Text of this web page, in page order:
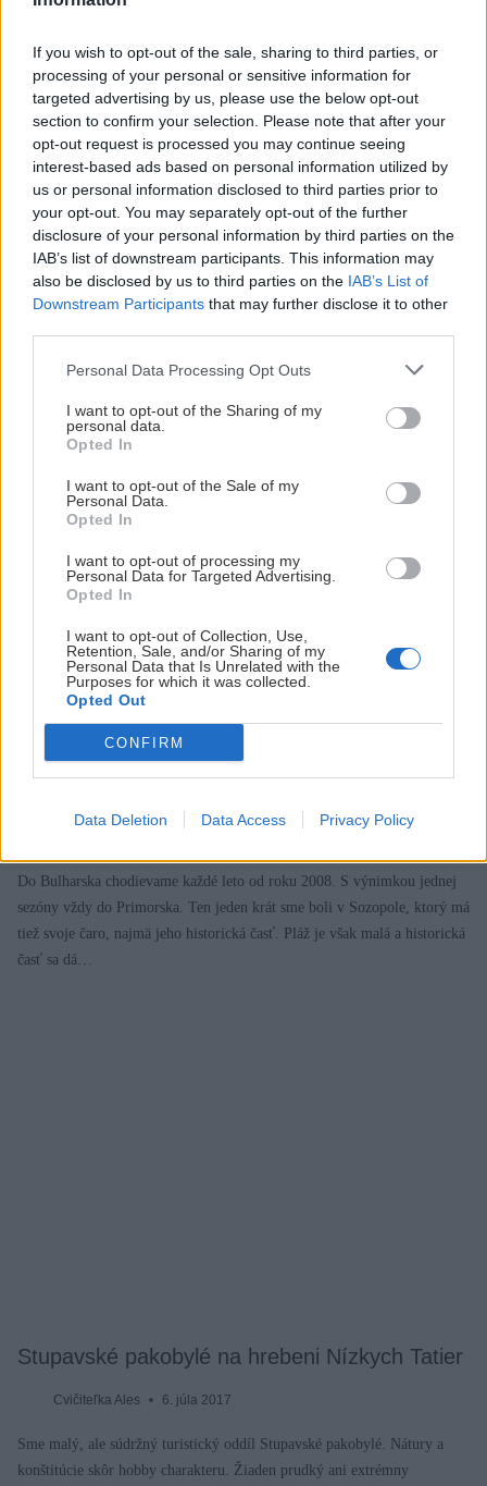
If you wish to opt-out of the sale, sharing to third parties, or
processing of your personal or sensitive information for
targeted advertising by us, please use the below opt-out
section to confirm your selection. Please note that after your
opt-out request is processed you may continue seeing
interest-based ads based on personal information utilized by
us or personal information disclosed to third parties prior to
your opt-out. You may separately opt-out of the further
disclosure of your personal information by third parties on the
IAB’s list of downstream participants. This information may
also be disclosed by us to third parties on the IAB’s List of
Downstream Participants that may further disclose it to other
Personal Data Processing Opt Outs
I want to opt-out of the Sharing of my
personal data.
Opted In
I want to opt-out of the Sale of my
Personal Data.
Opted In
I want to opt-out of processing my
Personal Data for Targeted Advertising.
Opted In
I want to opt-out of Collection, Use,
Retention, Sale, and/or Sharing of my
Personal Data that Is Unrelated with the
Purposes for which it was collected.
Opted Out
CONFIRM
Data Deletion Data Access Privacy Policy
V šortkách na Ďumbieri v januári
Cvičiteľka Ales 9. januára 2023
polovicou tela bol vyvrcholením trojdňového pobytu. Predchádzala mu
Do Bulharska chodievame každé leto od roku 2008. S výnimkou jednej
sezóny vždy do Primorska. Ten jeden krát sme boli v Sozopole, ktorý má
tiež svoje čaro, najmä jeho historická časť. Pláž je však malá a historická
časť sa dá…
Stupavské pakobylé na hrebeni Nízkych Tatier
Cvičiteľka Ales 6. júla 2017
Sme malý, ale súdržný turistický oddíl Stupavské pakobylé. Nátury a
konštitúcie skôr hobby charakteru. Žiaden prudký ani extrémny